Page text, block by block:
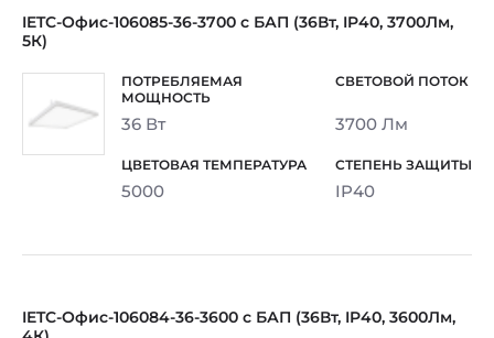
IETC-Офис-106085-36-3700 с БАП (36Вт, IP40, 3700Лм,
5К)
36 Вт 3700 Лм
5000 IP40
IETC-Офис-106084-36-3600 с БАП (36Вт, IP40, 3600Лм,